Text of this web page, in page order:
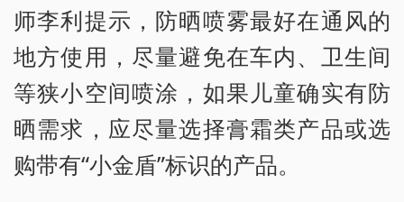
师李利提示，防晒喷雾最好在通风的
地方使用，尽量避免在车内、卫生间
等狭小空间喷涂，如果儿童确实有防
晒需求，应尽量选择膏霜类产品或选
购带有“小金盾”标识的产品。